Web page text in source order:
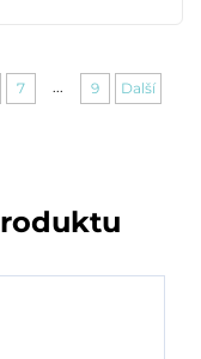
7 ... 9 Další